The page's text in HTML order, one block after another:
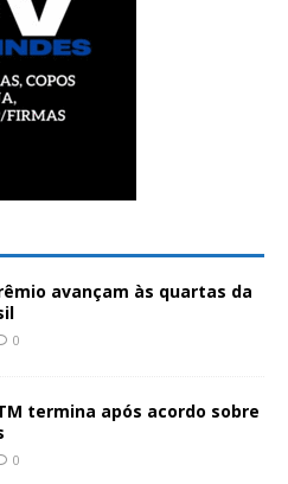
avançam às quartas da
0
termina após acordo sobre
0